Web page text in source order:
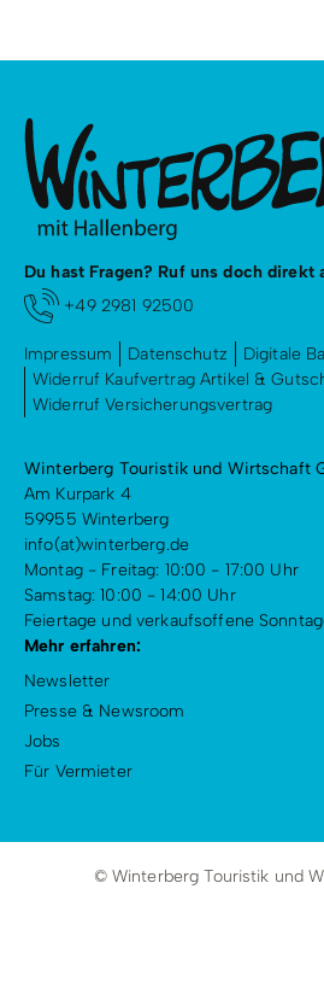
Du hast Fragen? Ruf uns doch direkt
+49 2981 92500
Impressum Datenschutz
Digitale
Widerruf Kaufvertrag Artikel &
Widerruf Versicherungsvertrag
Winterberg Touristik und Wirtschaft
Am Kurpark 4
59955 Winterberg
info(at)winterberg.de
Montag - Freitag: 10:00 - 17:00 Uhr
Samstag: 10:00 - 14:00 Uhr
Feiertage und verkaufsoffene
Mehr erfahren:
Newsletter
Presse & Newsroom
Jobs
Für Vermieter
© Winterberg Touristik und